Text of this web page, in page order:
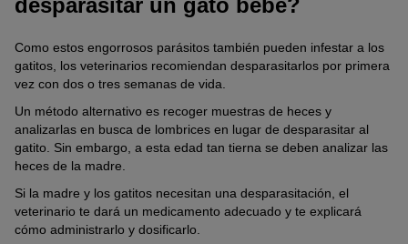
desparasitar un gato bebé?
Como estos engorrosos parásitos también pueden infestar a los
gatitos, los veterinarios recomiendan desparasitarlos por primera
vez con dos o tres semanas de vida.
Un método alternativo es recoger muestras de heces y
analizarlas en busca de lombrices en lugar de desparasitar al
gatito. Sin embargo, a esta edad tan tierna se deben analizar las
heces de la madre.
Si la madre y los gatitos necesitan una desparasitación, el
veterinario te dará un medicamento adecuado y te explicará
cómo administrarlo y dosificarlo.